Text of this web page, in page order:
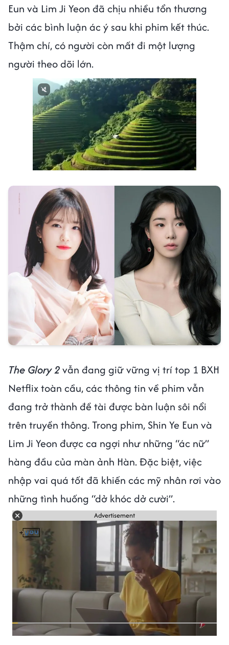
Eun và Lim Ji Yeon đã chịu nhiều tổn thương
bởi các bình luận ác ý sau khi phim kết thúc.
Thậm chí, có người còn mất đi một lượng
người theo dõi lớn.
The Glory 2vẫn đang giữ vững vị trí top 1 BXH
Netflix toàn cầu, các thông tin về phim vẫn
đang trở thành đề tài được bàn luận sôi nổi
trên truyền thông. Trong phim, Shin Ye Eun và
Lim Ji Yeon được ca ngợi như những “ác nữ”
hàng đầu của màn ảnh Hàn. Đặc biệt, việc
nhập vai quá tốt đã khiến các mỹ nhân rơi vào
những tình huống “dở khóc dở cười”.
Advertisement